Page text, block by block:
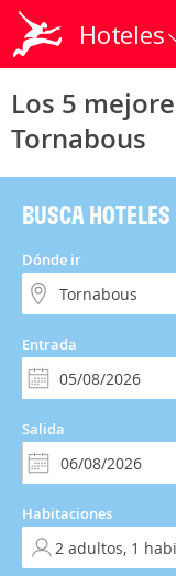
Hoteles
Los 5
Tornabous
BUSCA
Dónde ir
Entrada
Salida
Habitaciones